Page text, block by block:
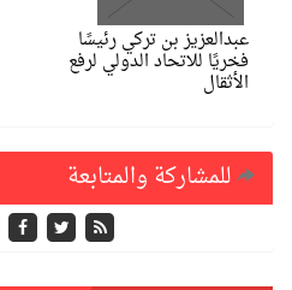
عبدالعزيز بن تركي رئيسًا
فخريًا للاتحاد الدولي لرفع
الأثقال
للمشاركة والمتابعة